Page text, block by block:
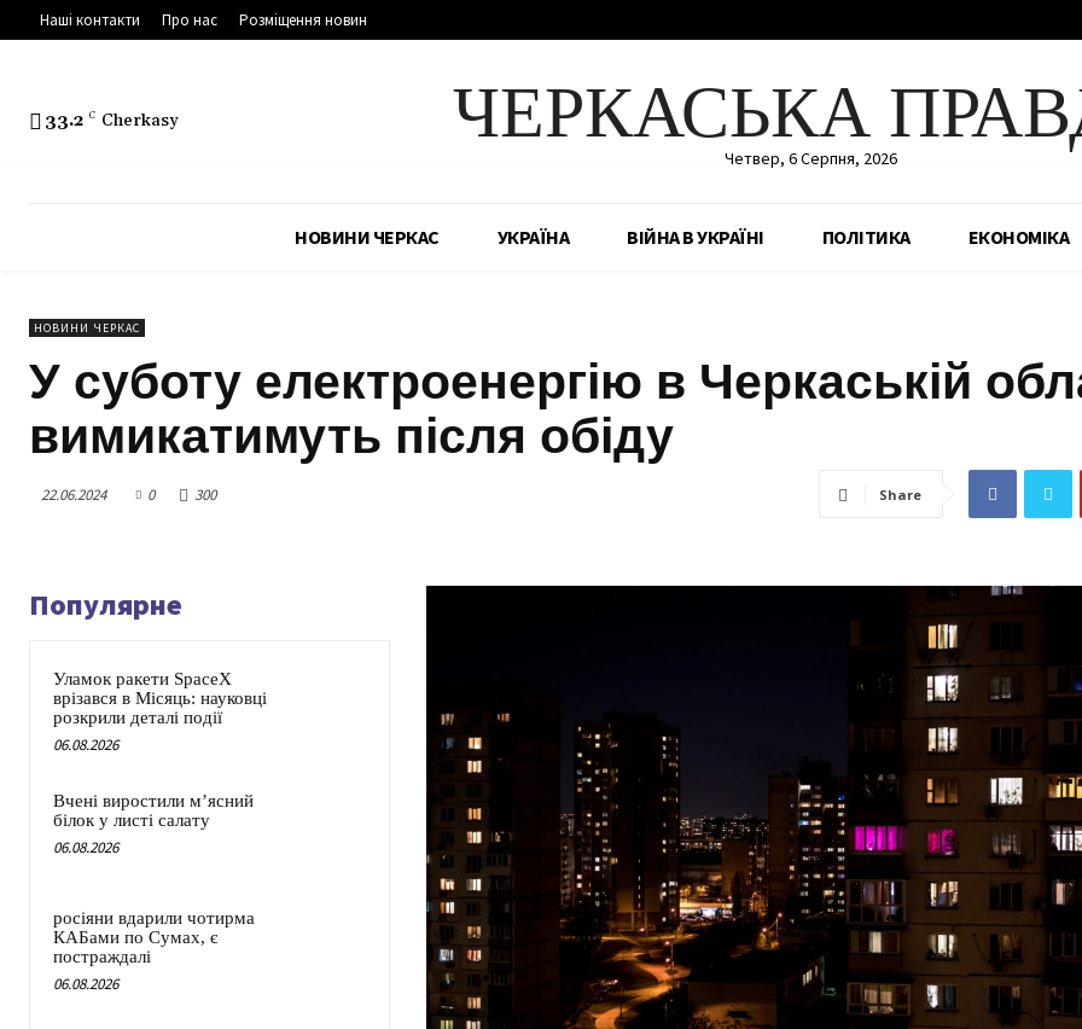
Наші контакти Про нас Розміщення новин
33.2 C Cherkasy ЧЕРКАСЬКА
Четвер, 6 Серпня, 2026
НОВИНИ ЧЕРКАС УКРАЇНА ВІЙНА В УКРАЇНІ ПОЛІТИКА ЕКОНОМІКА
НОВИНИ ЧЕРКАС
У суботу електроенергію в Черкаській
вимикатимуть після обіду
22.06.2024 0 300 Share
Популярне
Уламок ракети SpaceX
врізався в Місяць: науковці
розкрили деталі події
06.08.2026
Вчені виростили м’ясний
білок у листі салату
06.08.2026
росіяни вдарили чотирма
КАБами по Сумах, є
постраждалі
06.08.2026